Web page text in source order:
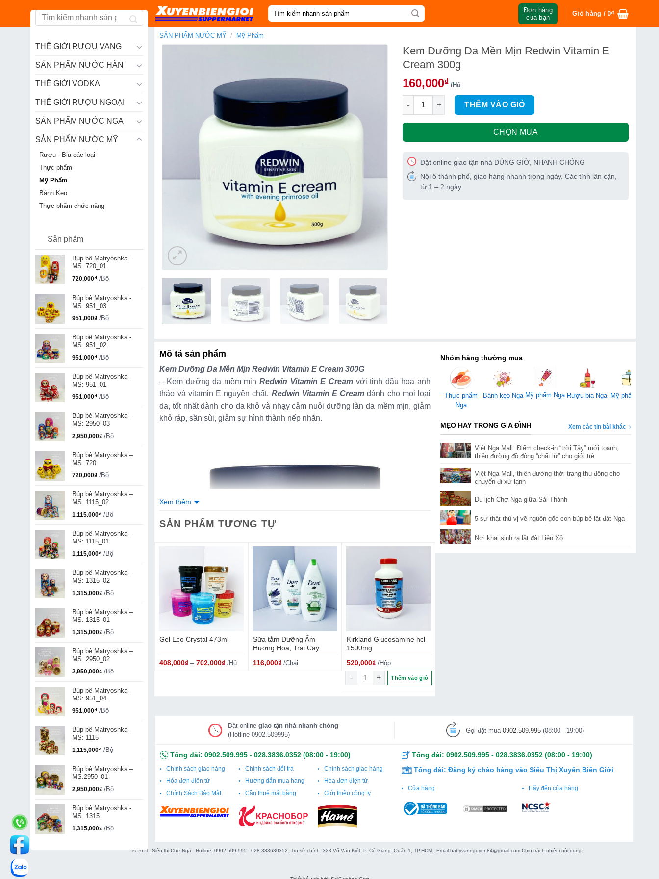
Tìm
kiếm:
Đơn hàng
của bạn
Giỏ hàng /0₫
THẾ GIỚI RƯỢU VANG
SẢN PHẨM NƯỚC HÀN
THẾ GIỚI VODKA
THẾ GIỚI RƯỢU NGOẠI
SẢN PHẨM NƯỚC NGA
SẢN PHẨM NƯỚC MỸ
Rượu - Bia các loại
Thực phẩm
Mỹ Phẩm
Bánh Kẹo
Thực phẩm chức năng
Sản phẩm
Búp bê Matryoshka –
MS: 720_01
720,000₫ /Bộ
Búp bê Matryoshka -
MS: 951_03
951,000₫ /Bộ
Búp bê Matryoshka -
MS: 951_02
951,000₫ /Bộ
Búp bê Matryoshka -
MS: 951_01
951,000₫ /Bộ
Búp bê Matryoshka –
MS: 2950_03
2,950,000₫ /Bộ
Búp bê Matryoshka –
MS: 720
720,000₫ /Bộ
Búp bê Matryoshka –
MS: 1115_02
1,115,000₫ /Bộ
Búp bê Matryoshka –
MS: 1115_01
1,115,000₫ /Bộ
Búp bê Matryoshka –
MS: 1315_02
1,315,000₫ /Bộ
Búp bê Matryoshka –
MS: 1315_01
1,315,000₫ /Bộ
Búp bê Matryoshka –
MS: 2950_02
2,950,000₫ /Bộ
Búp bê Matryoshka -
MS: 951_04
951,000₫ /Bộ
Búp bê Matryoshka -
MS: 1115
1,115,000₫ /Bộ
Búp bê Matryoshka –
MS:2950_01
2,950,000₫ /Bộ
Búp bê Matryoshka -
MS: 1315
1,315,000₫ /Bộ
SẢN PHẨM NƯỚC MỸ / Mỹ Phẩm
Kem Dưỡng Da Mền Mịn Redwin Vitamin E
Cream 300g
160,000₫ /Hủ
Kem Dưỡng Da Mền Mịn Redwin Vitamin E Cream 300g số lượng
THÊM VÀO GIỎ
CHỌN MUA
Đặt online giao tận nhà ĐÚNG GIỜ, NHANH CHÓNG
Nội ô thành phố, giao hàng nhanh trong ngày. Các tỉnh lân cận,
từ 1 – 2 ngày
Mô tả sản phẩm
Kem Dưỡng Da Mền Mịn Redwin Vitamin E Cream 300G
– Kem dưỡng da mềm mịnRedwin Vitamin E Creamvới tinh dầu hoa anh
thảo và vitamin E nguyên chất. Redwin Vitamin E Cream dành cho mọi loại
da, tốt nhất dành cho da khô và nhạy cảm nuôi dưỡng làn da mềm mịn, giảm
khô ráp, sần sùi, giảm sự hình thành nếp nhăn.
Xem thêm
SẢN PHẨM TƯƠNG TỰ
Gel Eco Crystal 473ml
408,000₫ –702,000₫ /Hủ
Sữa tắm Dưỡng Ẩm
Hương Hoa, Trái Cây
116,000₫ /Chai
Kirkland Glucosamine hcl
1500mg
520,000₫ /Hộp
Kirkland Glucosamine hcl 1500mg số lượng
Thêm vào giỏ
100ml số lượng
nam Irish
nam Irish Spring Original số lượng
Thêm vào giỏ
25 tờ
168,000₫/Gói
Khăn tẩy trang Hydrating 25 tờ số lượng
Nhóm hàng thường mua
Thực phẩm
Nga
Bánh kẹo Nga Mỹ phẩm Nga Rượu bia Nga Mỹ phẩm Mỹ
MẸO HAY TRONG GIA ĐÌNH Xem các tin bài khác
Việt Nga Mall: Điểm check-in “trời Tây” mới toanh,
thiên đường đồ đông “chất lừ” cho giới trẻ
Việt Nga Mall, thiên đường thời trang thu đông cho
chuyến đi xứ lạnh
Du lịch Chợ Nga giữa Sài Thành
5 sự thật thú vị về nguồn gốc con búp bê lật đật Nga
Nơi khai sinh ra lật đật Liên Xô
Đặt online giao tận nhà nhanh chóng
(Hotline 0902.509995)
Gọi đặt mua 0902.509.995(08:00 - 19:00)
Tổng đài:0902.509.995 -028.3836.0352 (08:00 - 19:00)
Chính sách giao hàng
Hóa đơn điện tử
Chính Sách Bảo Mật
Chính sách đổi trả
Hướng dẫn mua hàng
Cần thuê mặt bằng
Chính sách giao hàng
Hóa đơn điện tử
Giới thiệu công ty
Tổng đài: 0902.509.995- 028.3836.0352(08:00 - 19:00)
Tổng đài: Đăng ký chào hàng vào Siêu Thị Xuyên Biên Giới
Cửa hàng Hãy đến cửa hàng
© 2021. Siêu thị Chợ Nga. Hotline: 0902.509.995 - 028.383630352. Trụ sở chính: 328 Võ Văn Kiệt, P. Cô Giang. Quận 1, TP.HCM. Email:babyvannguyen84@gmail.com Chịu trách nhiệm nội dung: